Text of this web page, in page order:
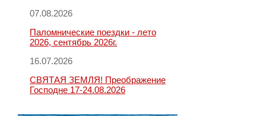
07.08.2026
Паломнические поездки - лето
2026, сентябрь 2026г.
16.07.2026
СВЯТАЯ ЗЕМЛЯ! Преображение
Господне 17-24.08.2026